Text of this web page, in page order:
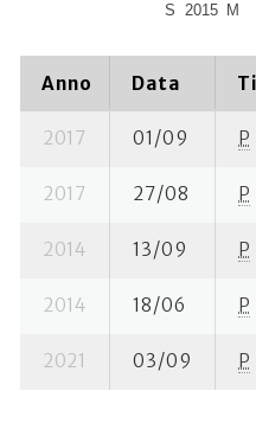
2015
S M
Anno Data
2017 01/09 P
2017 27/08 P
2014 13/09 P
2014 18/06 P
2021 03/09 P